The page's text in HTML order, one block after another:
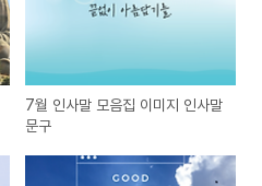
7월 인사말 모음집 이미지 인사말
문구